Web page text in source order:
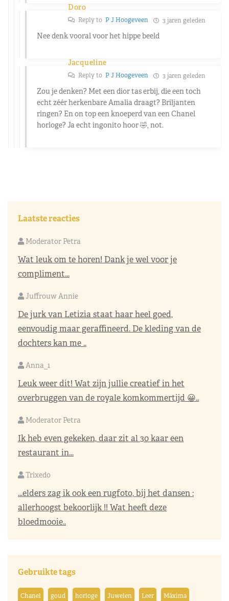
Doro
Reply to P J Hoogeveen 3 jaren geleden
Nee denk vooral voor het hippe beeld
Jacqueline
Reply to P J Hoogeveen 3 jaren geleden
Zou je denken? Met een dior tas erbij, die een toch
echt zéér herkenbare Amalia draagt? Briljanten
ringen? En on top een knoeperd van een Chanel
horloge? Ja echt ingonito hoor 🤣, not.
Laatste reacties
Moderator Petra
Wat leuk om te horen! Dank je wel voor je
compliment...
Juffrouw Annie
De jurk van Letizia staat haar heel goed,
eenvoudig maar geraffineerd. De kleding van de
dochters kan me ..
Anna_1
Leuk weer dit! Wat zijn jullie creatief in het
overbruggen van de royale komkommertijd 😀..
Moderator Petra
Ik heb even gekeken, daar zit al 30 kaar een
restaurant in...
Trixedo
...elders zag ik ook een rugfoto, bij het dansen :
allerhoogst bekoorlijk !! Wat heeft deze
bloedmooie..
Gebruikte tags
Chanel goud horloge Juwelen Leer Máxima